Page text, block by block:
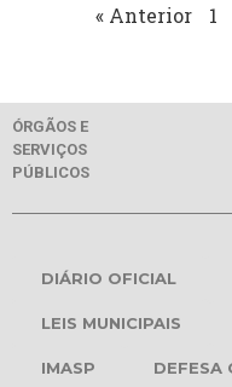
« Anterior 1
ÓRGÃOS E
SERVIÇOS
PÚBLICOS
DIÁRIO OFICIAL
LEIS MUNICIPAIS
IMASP DEFESA